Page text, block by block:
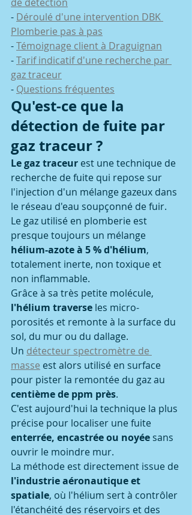
- Déroulé d'une intervention DBK
Plomberie pas à pas
- Témoignage client à Draguignan
- Tarif indicatif d'une recherche par
gaz traceur
- Questions fréquentes
Qu'est-ce que la
détection de fuite par
gaz traceur ?
Le gaz traceur est une technique de
recherche de fuite qui repose sur
l'injection d'un mélange gazeux dans
le réseau d'eau soupçonné de fuir.
Le gaz utilisé en plomberie est
presque toujours un mélange
hélium-azote à 5 % d'hélium,
totalement inerte, non toxique et
non inflammable.
Grâce à sa très petite molécule,
l'hélium traverse les micro-
porosités et remonte à la surface du
sol, du mur ou du dallage.
Un détecteur spectromètre de
masse est alors utilisé en surface
pour pister la remontée du gaz au
centième de ppm près.
C'est aujourd'hui la technique la plus
précise pour localiser une fuite
enterrée, encastrée ou noyée sans
ouvrir le moindre mur.
La méthode est directement issue de
l'industrie aéronautique et
spatiale, où l'hélium sert à contrôler
l'étanchéité des réservoirs et des